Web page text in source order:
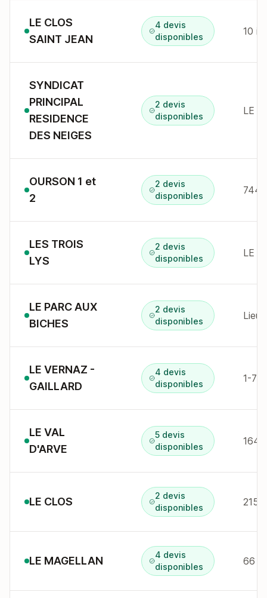
LE CLOS
SAINT JEAN
4 devis
disponibles
SYNDICAT
PRINCIPAL
RESIDENCE
DES NEIGES
2 devis
disponibles
LE
OURSON 1 et
2
2 devis
disponibles
LES TROIS
LYS
2 devis
disponibles
LE
LE PARC AUX
BICHES
2 devis
disponibles
Lieu
LE VERNAZ -
GAILLARD
4 devis
disponibles
1-7
LE VAL
D'ARVE
5 devis
disponibles
164
LE CLOS
2 devis
disponibles
215
LE MAGELLAN
4 devis
disponibles
66 r